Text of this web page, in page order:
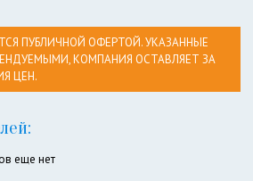
ПУБЛИЧНОЙ ОФЕРТОЙ. УКАЗАННЫЕ
КОМПАНИЯ ОСТАВЛЯЕТ ЗА
ЦЕН.
еще нет